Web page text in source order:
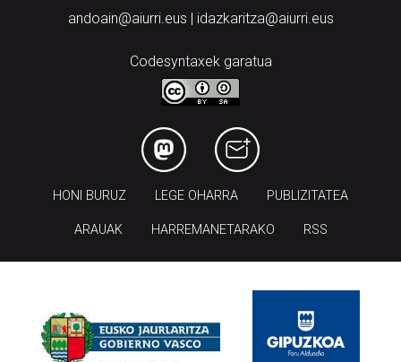
andoain@aiurri.eus | idazkaritza@aiurri.eus
Codesyntaxek garatua
HONI BURUZ LEGE OHARRA PUBLIZITATEA
ARAUAK HARREMANETARAKO RSS